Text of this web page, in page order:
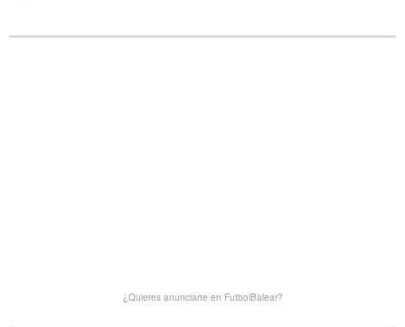
¿Quieres anunciarte en FutbolBalear?